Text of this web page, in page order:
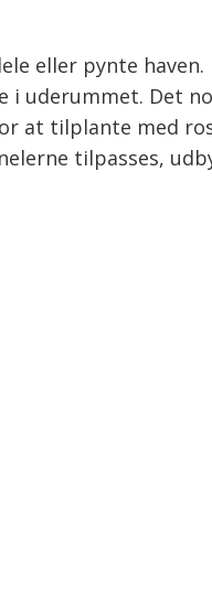
eller pynte
uderummet. Det
at tilplante med
tilpasses,